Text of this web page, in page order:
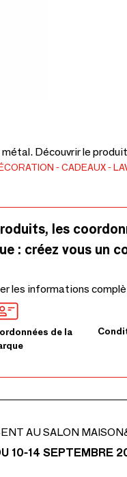
Découvrir le produit
CADEAUX
les
: créez vous un
les informations
de la
AU SALON
10-14 SEPTEMBRE